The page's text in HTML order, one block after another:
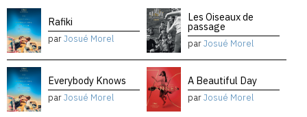
Rafiki
parJosué Morel
Les Oiseaux de
passage
parJosué Morel
Everybody Knows
parJosué Morel
A Beautiful Day
parJosué Morel